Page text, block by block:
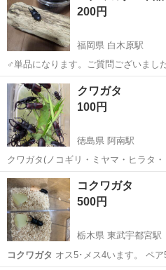
200円
福岡県 白木原駅
♂単品になります。ご質問ございまし
福岡 大野城市 白木原駅
クワガタ
100円
徳島県 阿南駅
クワガタ(ノコギリ・ミヤマ・ヒラタ・コ
～ お子様の夏休みの自由研究等にどうでしょうか。 たくさん必要な
徳島 阿南市 阿南駅
コクワガタ
500円
栃木県 東武宇都宮駅
コクワガタ
オス5･メス4いま